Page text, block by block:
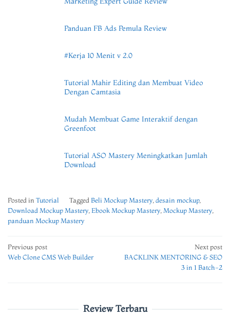
Panduan FB Ads Pemula Review
#Kerja 10 Menit v 2.0
Tutorial Mahir Editing dan Membuat Video
Dengan Camtasia
Mudah Membuat Game Interaktif dengan
Greenfoot
Tutorial ASO Mastery Meningkatkan Jumlah
Download
Posted in Tutorial Tagged Beli Mockup Mastery, desain mockup,
Download Mockup Mastery, Ebook Mockup Mastery, Mockup Mastery,
panduan Mockup Mastery
Post
navigation
Previous post
Web Clone CMS Web Builder
Next post
BACKLINK MENTORING & SEO
3 in 1 Batch-2
Review Terbaru